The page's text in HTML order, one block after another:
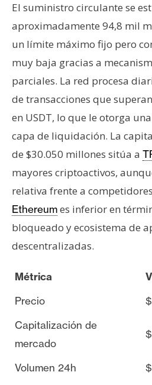
El suministro circulante se
aproximadamente 94,8 mil
un límite máximo fijo pero
muy baja gracias a
parciales. La red procesa
de transacciones que
en USDT, lo que le otorga
capa de liquidación. La
de $30.050 millones sitúa a
mayores criptoactivos,
relativa frente a
Ethereumes inferior en
bloqueado y ecosistema de
descentralizadas.
Métrica
Precio
Capitalización de
mercado
Volumen 24h